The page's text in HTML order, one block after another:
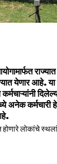
येणार आहे. या
अनेक